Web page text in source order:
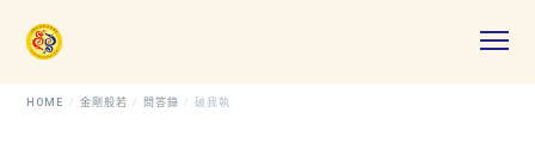
HOME 金剛般若 問答錄 破我執